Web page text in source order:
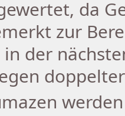
da
zur
der